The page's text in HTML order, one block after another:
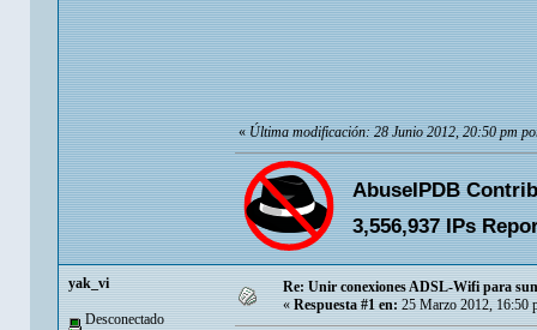
«Última modificación: 28 Junio 2012, 20:50 pm
yak_vi
Desconectado
Re: Unir conexiones ADSL-Wifi para
« Respuesta #1 en: 25 Marzo 2012, 16:50